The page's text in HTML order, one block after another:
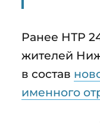
Ранее НТР
жителей
в состав
именного